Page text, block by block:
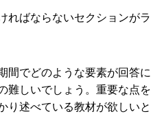
ればならないセクションがラ
間でどのような要素が回答に
難しいでしょう。重要な点を
り述べている教材が欲しいと